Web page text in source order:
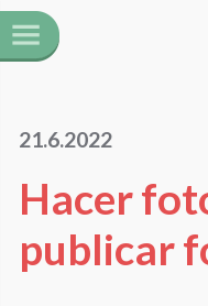
21.6.2022
Hacer
publicar